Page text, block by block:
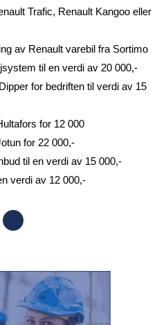
Trafic, Renault Kangoo eller
av Renault varebil fra Sortimo
til en verdi av 20 000,-
for bedriften til verdi av 15
for 12 000
for 22 000,-
til en verdi av 15 000,-
verdi av 12 000,-